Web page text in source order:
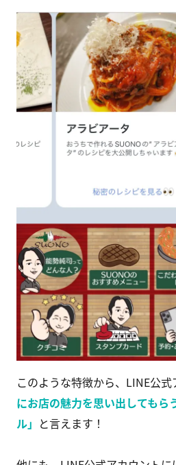
このような特徴から、LINE公
にお店の魅力を思い出してもら
ル」 と言えます！